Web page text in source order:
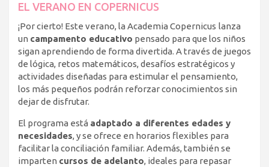
EL VERANO EN COPERNICUS
¡Por cierto! Este verano, la Academia Copernicus lanza
un campamento educativo pensado para que los niños
sigan aprendiendo de forma divertida. A través de juegos
de lógica, retos matemáticos, desafíos estratégicos y
actividades diseñadas para estimular el pensamiento,
los más pequeños podrán reforzar conocimientos sin
dejar de disfrutar.
El programa está adaptado a diferentes edades y
necesidades, y se ofrece en horarios flexibles para
facilitar la conciliación familiar. Además, también se
imparten cursos de adelanto, ideales para repasar